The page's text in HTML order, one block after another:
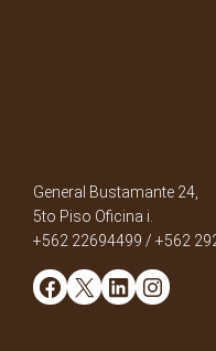
General Bustamante 24,
5to Piso Oficina i.
+562 22694499 / +562